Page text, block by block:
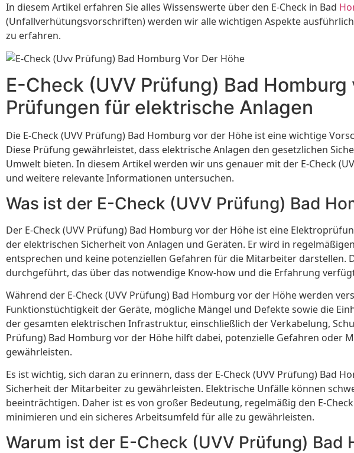
In diesem Artikel erfahren Sie alles Wissenswerte über den E-Check in Bad
(Unfallverhütungsvorschriften) werden wir alle wichtigen Aspekte
zu erfahren.
E-Check (UVV Prüfung) Bad
Prüfungen für elektrische Anlagen
Die E-Check (UVV Prüfung) Bad Homburg vor der Höhe ist eine wichtige
Diese Prüfung gewährleistet, dass elektrische Anlagen den gesetzlichen
Umwelt bieten. In diesem Artikel werden wir uns genauer mit der E-Check
und weitere relevante Informationen untersuchen.
Was ist der E-Check (UVV Prüfung) Bad
Der E-Check (UVV Prüfung) Bad Homburg vor der Höhe ist eine
der elektrischen Sicherheit von Anlagen und Geräten. Er wird in
entsprechen und keine potenziellen Gefahren für die Mitarbeiter darstellen.
durchgeführt, das über das notwendige Know-how und die Erfahrung
Während der E-Check (UVV Prüfung) Bad Homburg vor der Höhe werden
Funktionstüchtigkeit der Geräte, mögliche Mängel und Defekte sowie die
der gesamten elektrischen Infrastruktur, einschließlich der Verkabelung,
Prüfung) Bad Homburg vor der Höhe hilft dabei, potenzielle Gefahren oder
gewährleisten.
Es ist wichtig, sich daran zu erinnern, dass der E-Check (UVV Prüfung)
Sicherheit der Mitarbeiter zu gewährleisten. Elektrische Unfälle können
beeinträchtigen. Daher ist es von großer Bedeutung, regelmäßig den E-
minimieren und ein sicheres Arbeitsumfeld für alle zu gewährleisten.
Warum ist der E-Check (UVV Prüfung)